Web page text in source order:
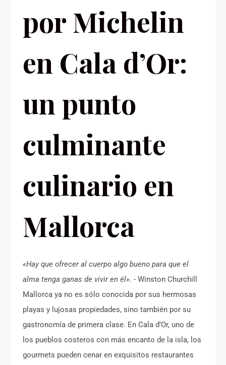
por Michelin
en Cala d’Or:
un punto
culminante
culinario en
Mallorca
«Hay que ofrecer al cuerpo algo bueno para que el
alma tenga ganas de vivir en él». - Winston Churchill
Mallorca ya no es sólo conocida por sus hermosas
playas y lujosas propiedades, sino también por su
gastronomía de primera clase. En Cala d’Or, uno de
los pueblos costeros con más encanto de la isla, los
gourmets pueden cenar en exquisitos restaurantes